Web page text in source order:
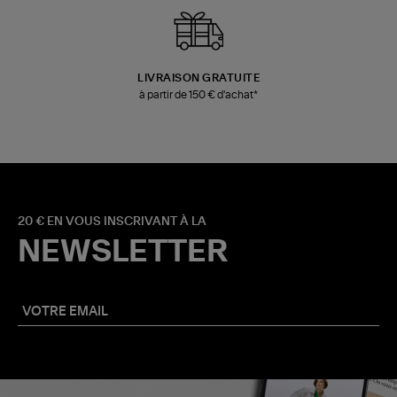
LIVRAISON GRATUITE
à partir de 150 € d'achat*
20 € EN VOUS INSCRIVANT À LA
NEWSLETTER